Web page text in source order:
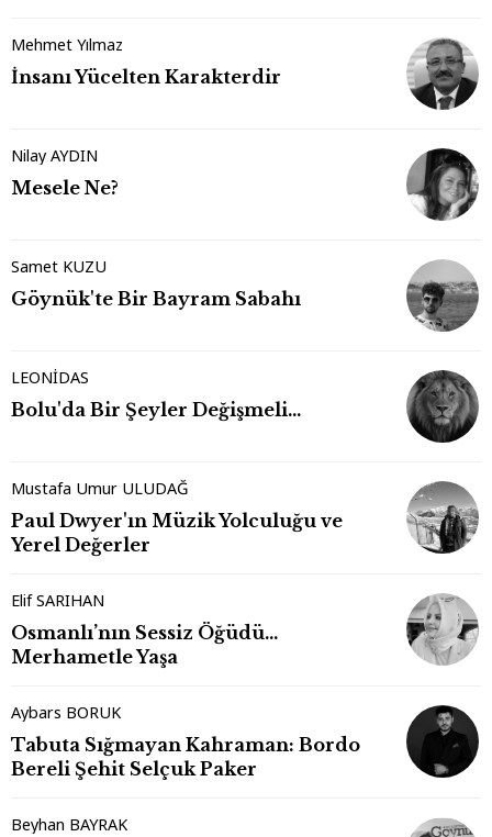
Mehmet Yılmaz
İnsanı Yücelten Karakterdir
Nilay AYDIN
Mesele Ne?
Samet KUZU
Göynük'te Bir Bayram Sabahı
LEONİDAS
Bolu'da Bir Şeyler Değişmeli…
Mustafa Umur ULUDAĞ
Paul Dwyer'ın Müzik Yolculuğu ve
Yerel Değerler
Elif SARIHAN
Osmanlı’nın Sessiz Öğüdü…
Merhametle Yaşa
Aybars BORUK
Tabuta Sığmayan Kahraman: Bordo
Bereli Şehit Selçuk Paker
Beyhan BAYRAK